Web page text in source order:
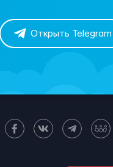
Открыть Telegram